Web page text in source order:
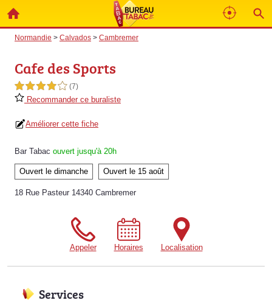
Normandie > Calvados > Cambremer
Cafe des Sports
4,0 étoiles sur 5 (7)
Recommander ce buraliste
Améliorer cette fiche
Bar Tabac ouvert jusqu'à 20h
Ouvert le dimanche Ouvert le 15 août
18 Rue Pasteur 14340 Cambremer
Appeler Horaires Localisation
Services